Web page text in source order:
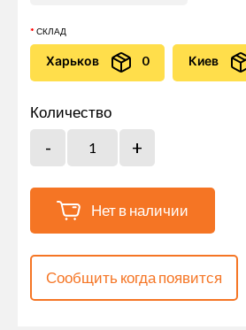
СКЛАД
Харьков 0 Киев
Количество
Нет в наличии
Сообщить когда появится